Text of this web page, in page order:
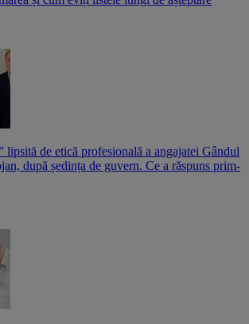
de etică profesională a angajatei Gândul
după ședința de guvern. Ce a răspuns prim-